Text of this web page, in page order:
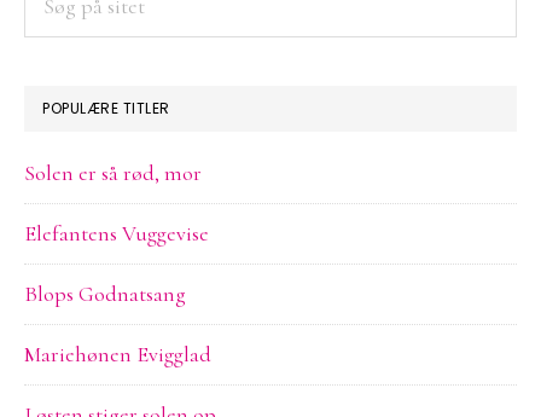
POPULÆRE TITLER
Solen er så rød, mor
Elefantens Vuggevise
Blops Godnatsang
Mariehønen Evigglad